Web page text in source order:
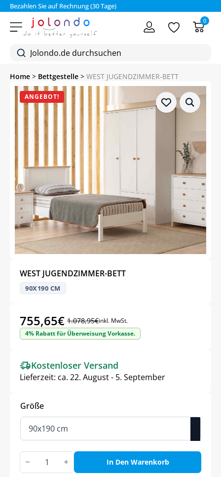
Bezahlen Sie auf Rechnung (30 Tage)
0
Home > Bettgestelle > WEST JUGENDZIMMER-BETT
ANGEBOT!
WEST JUGENDZIMMER-BETT
90X190 CM
1.078,95€
Ursprünglicher
Preis
1.078,95€
755,65€
Aktueller
Preis
755,65€.
inkl. MwSt.
4% Rabatt für Überweisung Vorkasse.
Kostenloser Versand
Lieferzeit: ca. 22. August - 5. September
Größe
WEST
JUGENDZIMMER-
BETT
In Den Warenkorb